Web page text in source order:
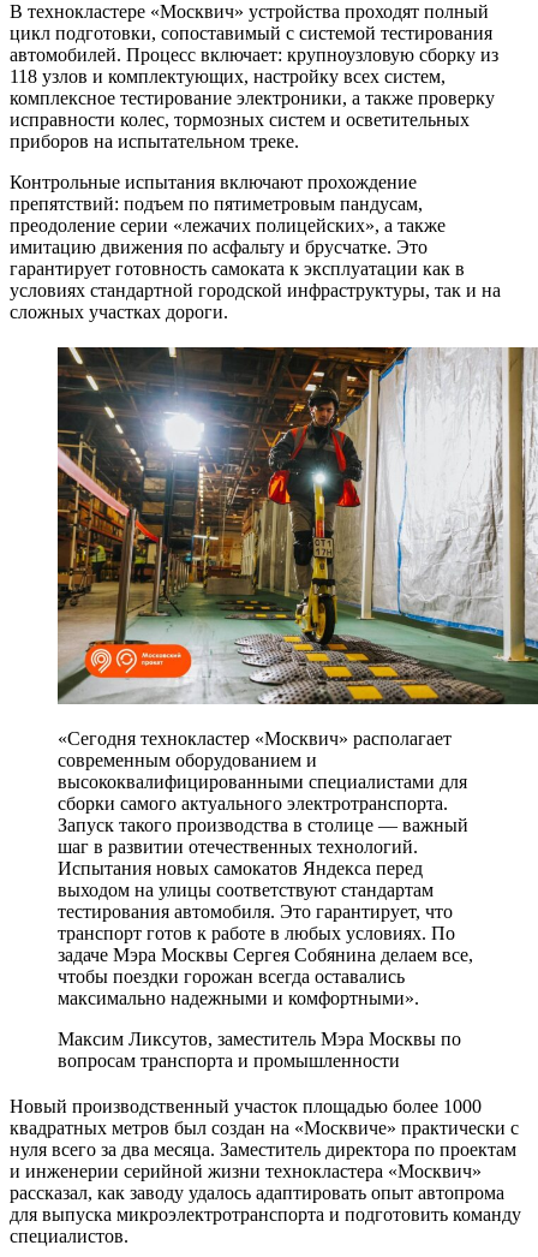
В технокластере «Москвич» устройства проходят полный
цикл подготовки, сопоставимый с системой тестирования
автомобилей. Процесс включает: крупноузловую сборку из
118 узлов и комплектующих, настройку всех систем,
комплексное тестирование электроники, а также проверку
исправности колес, тормозных систем и осветительных
приборов на испытательном треке.
Контрольные испытания включают прохождение
препятствий: подъем по пятиметровым пандусам,
преодоление серии «лежачих полицейских», а также
имитацию движения по асфальту и брусчатке. Это
гарантирует готовность самоката к эксплуатации как в
условиях стандартной городской инфраструктуры, так и на
сложных участках дороги.
«Сегодня технокластер «Москвич» располагает
современным оборудованием и
высококвалифицированными специалистами для
сборки самого актуального электротранспорта.
Запуск такого производства в столице — важный
шаг в развитии отечественных технологий.
Испытания новых самокатов Яндекса перед
выходом на улицы соответствуют стандартам
тестирования автомобиля. Это гарантирует, что
транспорт готов к работе в любых условиях. По
задаче Мэра Москвы Сергея Собянина делаем все,
чтобы поездки горожан всегда оставались
максимально надежными и комфортными».
Максим Ликсутов, заместитель Мэра Москвы по
вопросам транспорта и промышленности
Новый производственный участок площадью более 1000
квадратных метров был создан на «Москвиче» практически с
нуля всего за два месяца. Заместитель директора по проектам
и инженерии серийной жизни технокластера «Москвич»
рассказал, как заводу удалось адаптировать опыт автопрома
для выпуска микроэлектротранспорта и подготовить команду
специалистов.